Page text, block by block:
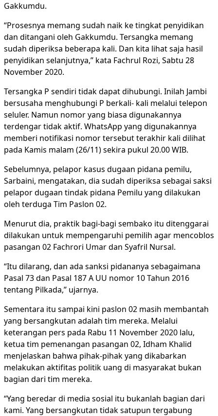
Gakkumdu.
“Prosesnya memang sudah naik ke tingkat penyidikan
dan ditangani oleh Gakkumdu. Tersangka memang
sudah diperiksa beberapa kali. Dan kita lihat saja hasil
penyidikan selanjutnya,” kata Fachrul Rozi, Sabtu 28
November 2020.
Tersangka P sendiri tidak dapat dihubungi. Inilah Jambi
bersusaha menghubungi P berkali- kali melalui telepon
seluler. Namun nomor yang biasa digunakannya
terdengar tidak aktif. WhatsApp yang digunakannya
memberi notifikasi nomor tersebut terakhir kali dilihat
pada Kamis malam (26/11) sekira pukul 20.00 WIB.
Sebelumnya, pelapor kasus dugaan pidana pemilu,
Sarbaini, mengatakan, dia sudah diperiksa sebagai saksi
pelapor dugaan tindak pidana Pemilu yang dilakukan
oleh terduga Tim Paslon 02.
Menurut dia, praktik bagi-bagi sembako itu ditenggarai
dilakukan untuk mempengaruhi pemilih agar mencoblos
pasangan 02 Fachrori Umar dan Syafril Nursal.
“Itu dilarang, dan ada sanksi pidananya sebagaimana
Pasal 73 dan Pasal 187 A UU nomor 10 Tahun 2016
tentang Pilkada,” ujarnya.
Sementara itu sampai kini paslon 02 masih membantah
yang bersangkutan adalah tim mereka. Melalui
keterangan pers pada Rabu 11 November 2020 lalu,
ketua tim pemenangan pasangan 02, Idham Khalid
menjelaskan bahwa pihak-pihak yang dikabarkan
melakukan aktifitas politik uang di masyarakat bukan
bagian dari tim mereka.
“Yang beredar di media sosial itu bukanlah bagian dari
kami. Yang bersangkutan tidak satupun tergabung